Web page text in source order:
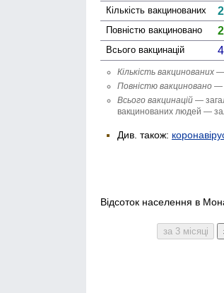
Кількість вакци­нованих
Повністю вакци­новано
Всього вакцинацій
Кількість вакци­нованих —
Повністю вакци­новано —
Всього вакцинацій —
вакцинованих людей —
Див. також:
Відсоток населення в